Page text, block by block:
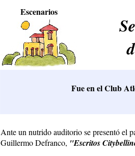
Escenarios
Fue en el Club
Ante un nutrido auditorio se presentó el
Guillermo Defranco, "Escritos